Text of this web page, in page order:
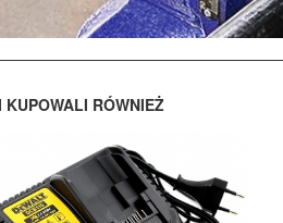
KUPOWALI RÓWNIEŻ